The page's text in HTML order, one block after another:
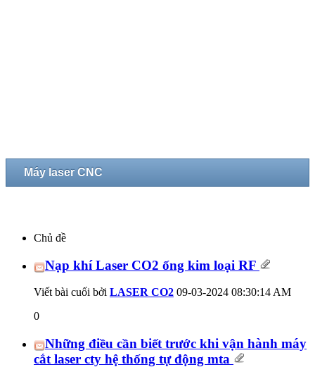
Máy laser CNC
Chủ đề
Nạp khí Laser CO2 ống kim loại RF
Viết bài cuối bởi LASER CO2 09-03-2024 08:30:14 AM
0
Những điều cần biết trước khi vận hành máy
cắt laser cty hệ thống tự động mta